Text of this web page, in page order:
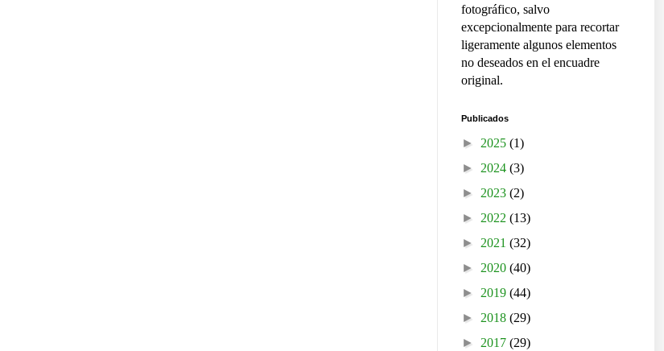
fotográfico, salvo
excepcionalmente para recortar
ligeramente algunos elementos
no deseados en el encuadre
original.
Publicados
► 2025 (1)
► 2024 (3)
► 2023 (2)
► 2022 (13)
► 2021 (32)
► 2020 (40)
► 2019 (44)
► 2018 (29)
► 2017 (29)